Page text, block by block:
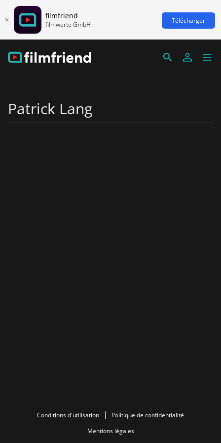
filmfriend
filmwerte GmbH Télécharger
Patrick Lang
Conditions d'utilisation
Politique de confidentialité
Mentions légales